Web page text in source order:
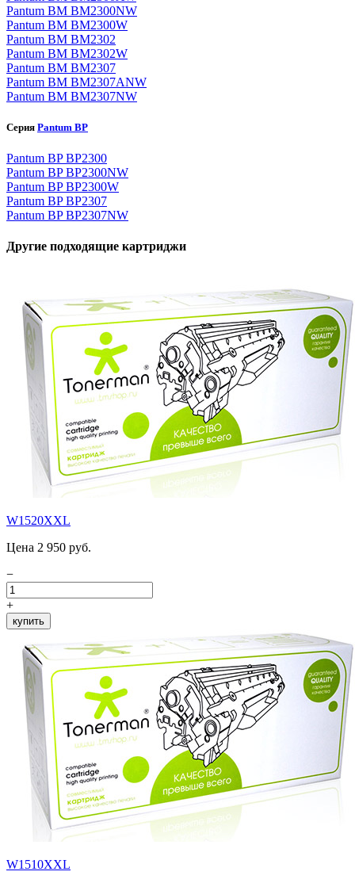
Pantum BM BM2300NW
Pantum BM BM2300W
Pantum BM BM2302
Pantum BM BM2302W
Pantum BM BM2307
Pantum BM BM2307ANW
Pantum BM BM2307NW
Серия Pantum BP
Pantum BP BP2300
Pantum BP BP2300NW
Pantum BP BP2300W
Pantum BP BP2307
Pantum BP BP2307NW
Другие подходящие картриджи
W1520XXL
Цена 2 950 руб.
−
+
купить
W1510XXL